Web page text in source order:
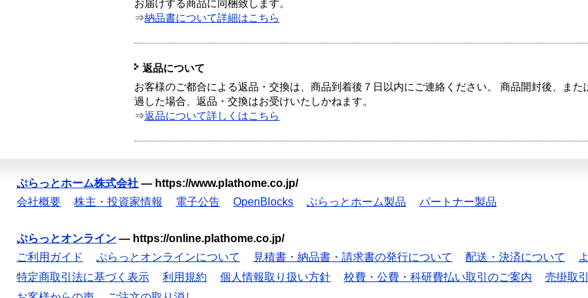
お届けする商品に同梱致します。
⇒納品書について詳細はこちら
返品について
お客様のご都合による返品・交換は、商品到着後７日以内にご連絡ください。 商品開封後、また
過した場合、返品・交換はお受けいたしかねます。
⇒返品について詳しくはこちら
ぷらっとホーム株式会社 — https://www.plathome.co.jp/
会社概要
株主・投資家情報 電子公告 OpenBlocks ぷらっとホーム製品 パートナー製品
ぷらっとオンライン — https://online.plathome.co.jp/
ご利用ガイド
ぷらっとオンラインについて 見積書・納品書・請求書の発行について 配送・決済について
特定商取引法に基づく表示
利用規約 個人情報取り扱い方針 校費・公費・科研費払い取引のご案内 売掛取